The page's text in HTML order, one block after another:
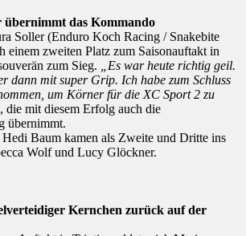
übernimmt das Kommando
Soller (Enduro Koch Racing / Snakebite
einem zweiten Platz zum Saisonauftakt in
zum Sieg.
„Es war heute richtig geil.
dann mit super Grip. Ich habe zum Schluss
um Körner für die XC Sport 2 zu
, die mit diesem Erfolg auch die
übernimmt.
Baum kamen als Zweite und Dritte ins
Wolf und Lucy Glöckner.
Kernchen zurück auf der